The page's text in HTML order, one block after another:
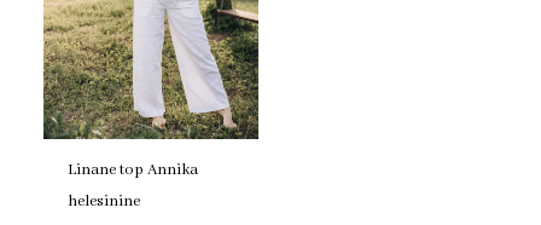
Linane top Annika
helesinine